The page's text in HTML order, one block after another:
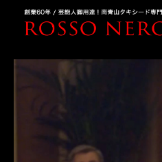
TUXEDO
TUXEDO
KIMONO